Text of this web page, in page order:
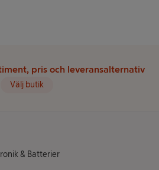
pris och leveransalternativ
Välj butik
& Batterier